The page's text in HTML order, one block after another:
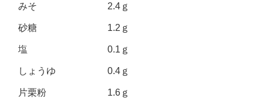
みそ 2.4ｇ
砂糖 1.2ｇ
塩 0.1ｇ
しょうゆ 0.4ｇ
片栗粉 1.6ｇ